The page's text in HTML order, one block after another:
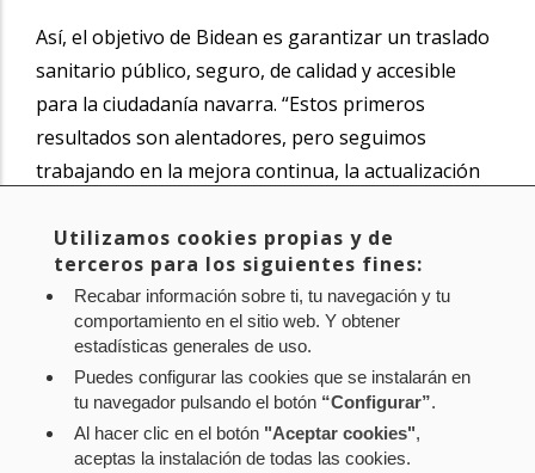
Así, el objetivo de Bidean es garantizar un traslado
sanitario público, seguro, de calidad y accesible
para la ciudadanía navarra. “Estos primeros
resultados son alentadores, pero seguimos
trabajando en la mejora continua, la actualización
pacientes y profesionales”, subraya Alberto
Lafuente, director gerente de la sociedad.
Noticia original dewww.navarra.es
Política de privacidad
Política de cookies
Utilizamos cookies propias y de
terceros para los siguientes fines:
Recabar información sobre ti, tu navegación y tu
comportamiento en el sitio web. Y obtener
estadísticas generales de uso.
Puedes configurar las cookies que se instalarán en
tu navegador pulsando el botón “Configurar”.
Al hacer clic en el botón "Aceptar cookies",
aceptas la instalación de todas las cookies.